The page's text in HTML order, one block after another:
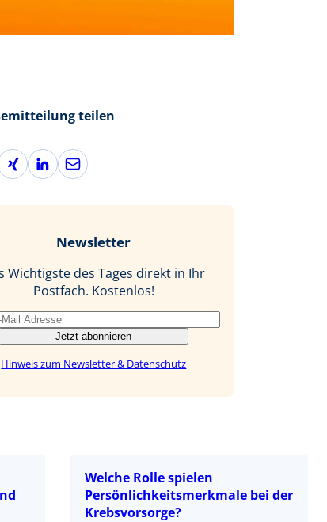
teilen
L
i
n
E
-
l
Newsletter
Wichtigste des Tages direkt in Ihr
Postfach. Kostenlos!
Jetzt abonnieren
Hinweis zum Newsletter & Datenschutz
Welche Rolle spielen
Persönlichkeitsmerkmale bei der
Krebsvorsorge?